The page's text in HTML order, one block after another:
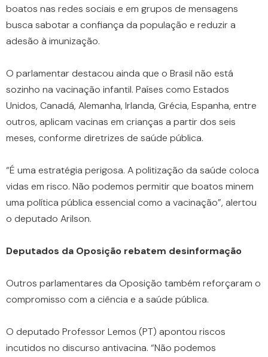
boatos nas redes sociais e em grupos de mensagens
busca sabotar a confiança da população e reduzir a
adesão à imunização.
O parlamentar destacou ainda que o Brasil não está
sozinho na vacinação infantil. Países como Estados
Unidos, Canadá, Alemanha, Irlanda, Grécia, Espanha, entre
outros, aplicam vacinas em crianças a partir dos seis
meses, conforme diretrizes de saúde pública.
“É uma estratégia perigosa. A politização da saúde coloca
vidas em risco. Não podemos permitir que boatos minem
uma política pública essencial como a vacinação”, alertou
o deputado Arilson.
Deputados da Oposição rebatem desinformação
Outros parlamentares da Oposição também reforçaram o
compromisso com a ciência e a saúde pública.
O deputado Professor Lemos (PT) apontou riscos
incutidos no discurso antivacina. “Não podemos